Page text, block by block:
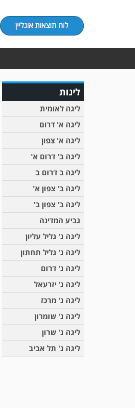
ליגות
ליגה לאומית
ליגה א' דרום
ליגה א' צפון
ליגה ב' דרום א'
ליגה ב דרום ב
ליגה ב' צפון א'
ליגה ב' צפון ב'
גביע המדינה
ליגה ג' גליל עליון
ליגה ג' גליל תחתון
ליגה ג' דרום
ליגה ג' יזרעאל
ליגה ג' מרכז
ליגה ג' שומרון
ליגה ג' שרון
ליגה ג' תל אביב